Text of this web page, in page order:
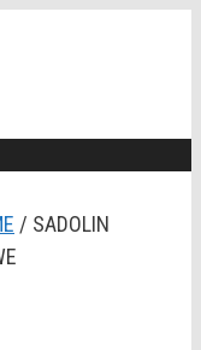
/ SADOLIN